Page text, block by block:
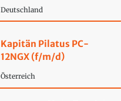
Deutschland
Kapitän Pilatus PC-
12NGX (f/m/d)
Österreich